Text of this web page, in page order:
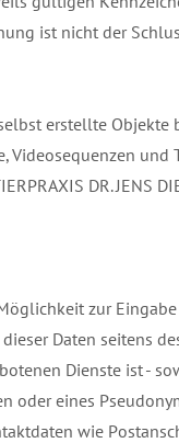
ist nicht der
erstellte
Videosequenzen
DR. JENS
zur
Daten seitens
Dienste ist -
oder eines
wie